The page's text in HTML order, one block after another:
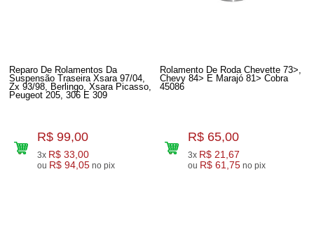
Reparo De Rolamentos Da
Suspensão Traseira Xsara 97/04,
Zx 93/98, Berlingo, Xsara Picasso,
Peugeot 205, 306 E 309
R$ 99,00
3x R$ 33,00
ou R$ 94,05 no pix
Rolamento De Roda Chevette 73>,
Chevy 84> E Marajó 81> Cobra
45086
R$ 65,00
3x R$ 21,67
ou R$ 61,75 no pix